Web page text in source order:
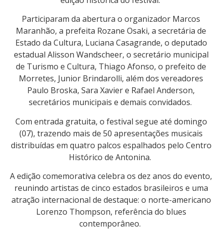
Participaram da abertura o organizador Marcos
Maranhão, a prefeita Rozane Osaki, a secretária de
Estado da Cultura, Luciana Casagrande, o deputado
estadual Alisson Wandscheer, o secretário municipal
de Turismo e Cultura, Thiago Afonso, o prefeito de
Morretes, Junior Brindarolli, além dos vereadores
Paulo Broska, Sara Xavier e Rafael Anderson,
secretários municipais e demais convidados.
Com entrada gratuita, o festival segue até domingo
(07), trazendo mais de 50 apresentações musicais
distribuídas em quatro palcos espalhados pelo Centro
Histórico de Antonina.
A edição comemorativa celebra os dez anos do evento,
reunindo artistas de cinco estados brasileiros e uma
atração internacional de destaque: o norte-americano
Lorenzo Thompson, referência do blues
contemporâneo.